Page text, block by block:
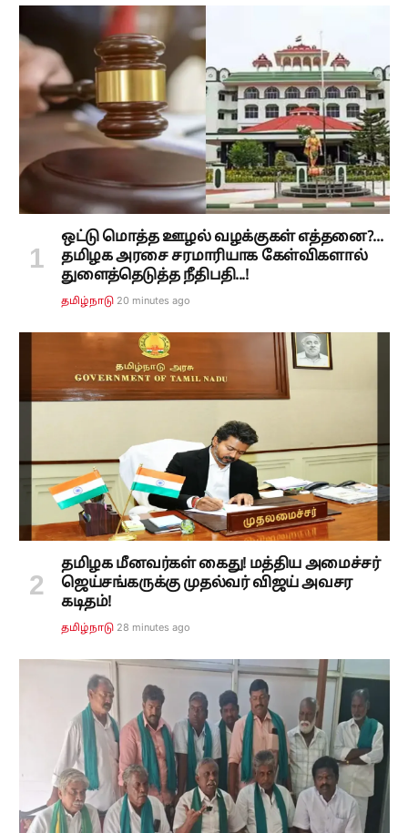
ஒட்டு மொத்த ஊழல் வழக்குகள் எத்தனை?...
தமிழக அரசை சரமாரியாக கேள்விகளால்
துளைத்தெடுத்த நீதிபதி...!
தமிழ்நாடு 20 minutes ago
தமிழக மீனவர்கள் கைது! மத்திய அமைச்சர்
ஜெய்சங்கருக்கு முதல்வர் விஜய் அவசர
கடிதம்!
தமிழ்நாடு 28 minutes ago